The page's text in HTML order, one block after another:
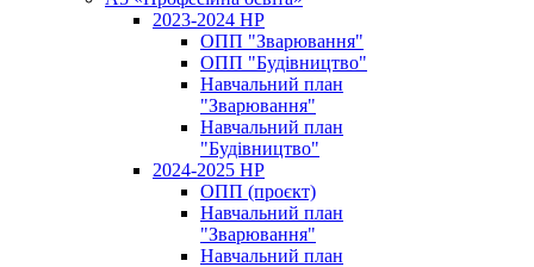
2023-2024 НР
ОПП "Зварювання"
ОПП "Будівництво"
Навчальний план
"Зварювання"
Навчальний план
"Будівництво"
2024-2025 НР
ОПП (проєкт)
Навчальний план
"Зварювання"
Навчальний план